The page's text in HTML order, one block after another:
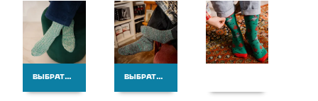
ВЫБРАТЬ ВАРИАНТЫ ВЫБРАТЬ ВАРИАНТЫ